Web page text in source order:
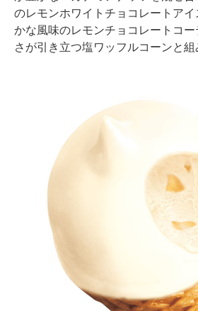
のレモンホワイトチョコレートア
かな風味のレモンチョコレートコ
さが引き立つ塩ワッフルコーンと組